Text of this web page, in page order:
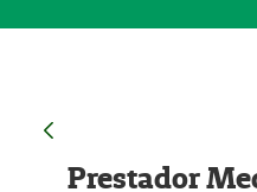
Prestador